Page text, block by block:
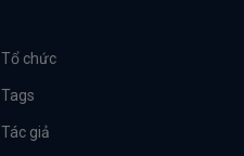
Tổ chức
Tags
Tác giả